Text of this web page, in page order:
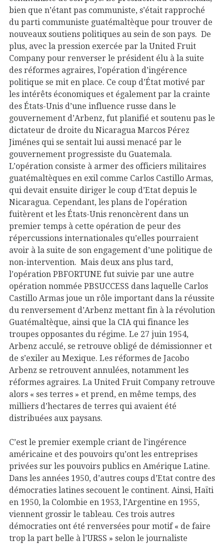
bien que n’étant pas communiste, s’était rapproché
du parti communiste guatémaltèque pour trouver de
nouveaux soutiens politiques au sein de son pays. De
plus, avec la pression exercée par la United Fruit
Company pour renverser le président élu à la suite
des réformes agraires, l’opération d’ingérence
politique se mit en place. Ce coup d’État motivé par
les intérêts économiques et également par la crainte
des États-Unis d’une influence russe dans le
gouvernement d’Arbenz, fut planifié et soutenu pas le
dictateur de droite du Nicaragua Marcos Pérez
Jiménes qui se sentait lui aussi menacé par le
gouvernement progressiste du Guatemala.
L’opération consiste à armer des officiers militaires
guatémaltèques en exil comme Carlos Castillo Armas,
qui devait ensuite diriger le coup d’Etat depuis le
Nicaragua. Cependant, les plans de l’opération
fuitèrent et les États-Unis renoncèrent dans un
premier temps à cette opération de peur des
répercussions internationales qu’elles pourraient
avoir à la suite de son engagement d’une politique de
non-intervention. Mais deux ans plus tard,
l’opération PBFORTUNE fut suivie par une autre
opération nommée PBSUCCESS dans laquelle Carlos
Castillo Armas joue un rôle important dans la réussite
du renversement d’Arbenz mettant fin à la révolution
Guatémaltèque, ainsi que la CIA qui finance les
troupes opposantes du régime. Le 27 juin 1954,
Arbenz acculé, se retrouve obligé de démissionner et
de s’exiler au Mexique. Les réformes de Jacobo
Arbenz se retrouvent annulées, notamment les
réformes agraires. La United Fruit Company retrouve
alors « ses terres » et prend, en même temps, des
milliers d’hectares de terres qui avaient été
distribuées aux paysans.
C’est le premier exemple criant de l’ingérence
américaine et des pouvoirs qu’ont les entreprises
privées sur les pouvoirs publics en Amérique Latine.
Dans les années 1950, d’autres coups d’Etat contre des
démocraties latines secouent le continent. Ainsi, Haïti
en 1950, la Colombie en 1953, l’Argentine en 1955,
viennent grossir le tableau. Ces trois autres
démocraties ont été renversées pour motif « de faire
trop la part belle à l’URSS » selon le journaliste